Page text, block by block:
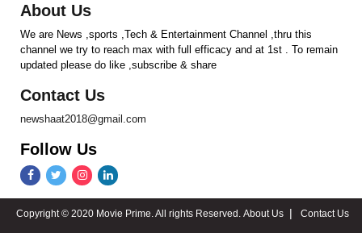
About Us
We are News ,sports ,Tech & Entertainment Channel ,thru this
channel we try to reach max with full efficacy and at 1st . To remain
updated please do like ,subscribe & share
Contact Us
newshaat2018@gmail.com
Follow Us
Copyright © 2020 Movie Prime. All rights Reserved. About Us Contact Us